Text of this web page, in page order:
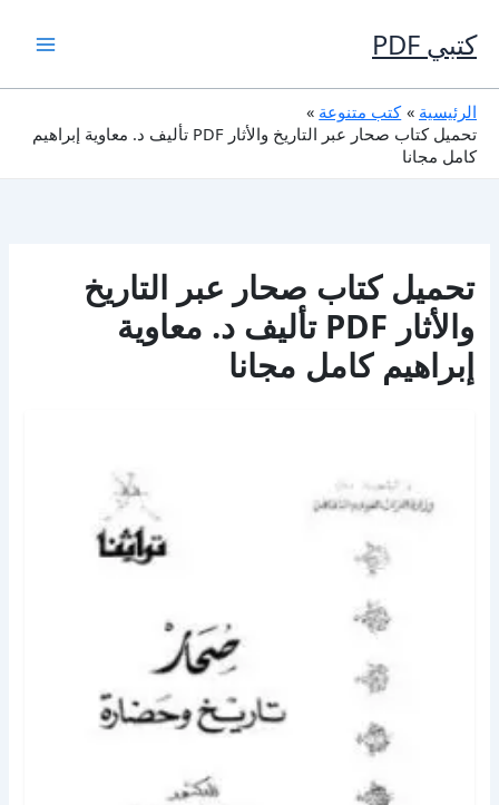
إلى
المحتوى
كتبي PDF
الرئيسية
كتب متنوعة
تحميل كتاب صحار عبر التاريخ والأثار PDF تأليف د. معاوية إبراهيم
كامل مجانا
تحميل كتاب صحار عبر التاريخ
والأثار PDF تأليف د. معاوية
إبراهيم كامل مجانا